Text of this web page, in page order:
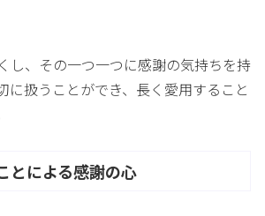
し、その一つ一つに感謝の気持ちを持
に扱うことができ、長く愛用すること
とによる感謝の心